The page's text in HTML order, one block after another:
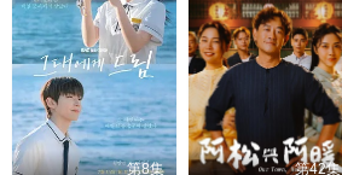
第8集 第42集